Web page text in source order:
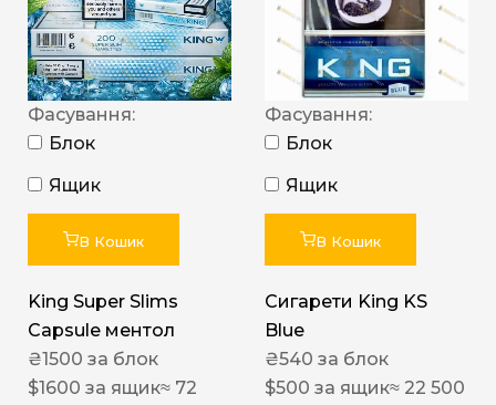
Фасування:
Блок
Ящик
В Кошик
King Super Slims
Capsule ментол
₴1500 за блок
$1600 за ящик≈ 72
Фасування:
Блок
Ящик
В Кошик
Сигарети King KS
Blue
₴540 за блок
$500 за ящик≈ 22 500